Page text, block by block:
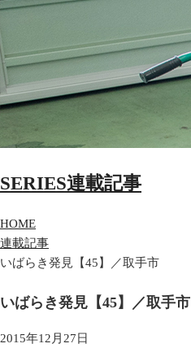
SERIES連載記事
HOME
連載記事
いばらき発見【45】／取手市
いばらき発見【45】／取手市
2015年12月27日